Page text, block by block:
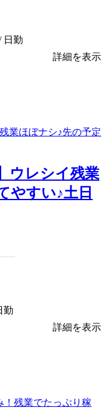
日勤
詳細を表示
ウレシイ残業
やすい♪土日
勤
詳細を表示